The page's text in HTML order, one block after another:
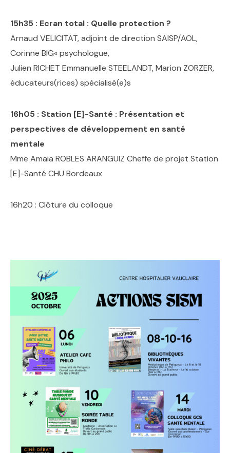
15h35 : Ecran total : Quelle protection ?
Arnaud VELICITAT, adjoint de direction SAISP/AOL,
Corinne BIG« psychologue,
Julien RICHET Emmanuelle STEELANDT, Marion ZORZER,
éducateurs(rices) spécialisé(e)s
16h05 : Station [E]-Santé : Présentation et
perspectives de développement en santé
mentale
Mme Amaia ROBLES ARANGUIZ Cheffe de projet Station
[E]-Santé CHU Bordeaux
16h20 : Clôture du colloque